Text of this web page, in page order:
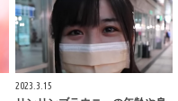
2023.3.15